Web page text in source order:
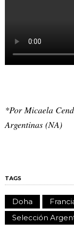
*Por Micaela
Argentinas (NA)
TAGS
Doha
Selección